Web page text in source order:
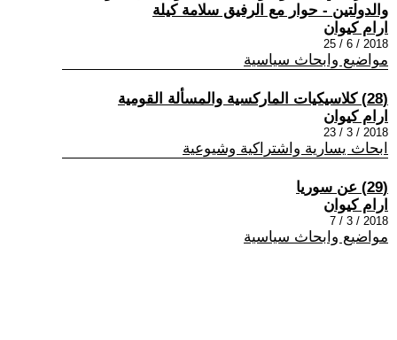
والدولتين - حوار مع الرفيق سلامة كيلة
ارام كيوان
2018 / 6 / 25
مواضيع وابحاث سياسية
(28) كلاسيكيات الماركسية والمسألة القومية
ارام كيوان
2018 / 3 / 23
ابحاث يسارية واشتراكية وشيوعية
(29) عن سوريا
ارام كيوان
2018 / 3 / 7
مواضيع وابحاث سياسية